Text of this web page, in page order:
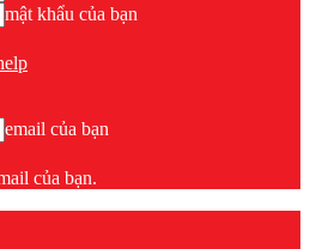
mật khẩu của bạn
email của bạn
của bạn.